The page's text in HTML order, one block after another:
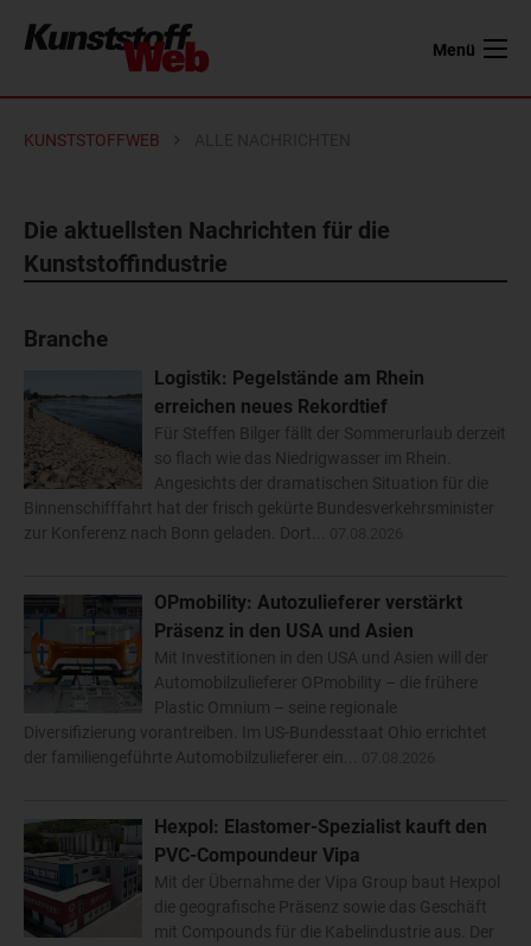
Menü
KUNSTSTOFFWEB
Die aktuellsten Nachrichten für die
Kunststoffindustrie
Branche
Logistik: Pegelstände am Rhein
erreichen neues Rekordtief
Für Steffen Bilger fällt der Sommerurlaub derzeit
so flach wie das Niedrigwasser im Rhein.
Angesichts der dramatischen Situation für die
Binnenschifffahrt hat der frisch gekürte Bundesverkehrsminister
zur Konferenz nach Bonn geladen. Dort...
OPmobility: Autozulieferer verstärkt
Präsenz in den USA und Asien
Mit Investitionen in den USA und Asien will der
Automobilzulieferer OPmobility – die frühere
Plastic Omnium – seine regionale
Diversifizierung vorantreiben. Im US-Bundesstaat Ohio errichtet
der familiengeführte Automobilzulieferer ein...
Hexpol: Elastomer-Spezialist kauft den
PVC-Compoundeur Vipa
Mit der Übernahme der Vipa Group baut Hexpol
die geografische Präsenz sowie das Geschäft
mit Compounds für die Kabelindustrie aus. Der